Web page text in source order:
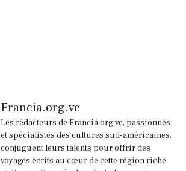
Francia.org.ve
Les rédacteurs de Francia.org.ve, passionnés
et spécialistes des cultures sud-américaines,
conjuguent leurs talents pour offrir des
voyages écrits au cœur de cette région riche